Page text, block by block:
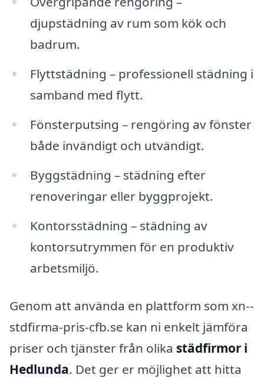
djupstädning av rum som kök och
badrum.
Flyttstädning – professionell städning i
samband med flytt.
Fönsterputsing – rengöring av fönster
både invändigt och utvändigt.
Byggstädning – städning efter
renoveringar eller byggprojekt.
Kontorsstädning – städning av
kontorsutrymmen för en produktiv
arbetsmiljö.
Genom att använda en plattform som xn--
stdfirma-pris-cfb.se kan ni enkelt jämföra
priser och tjänster från olika städfirmor i
Hedlunda. Det ger er möjlighet att hitta